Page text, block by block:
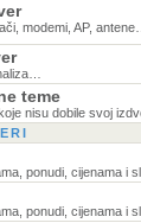
modemi, AP, antene…
teme
nisu dobile svoj
ponudi, cijenama i sl.
ponudi, cijenama i sl.